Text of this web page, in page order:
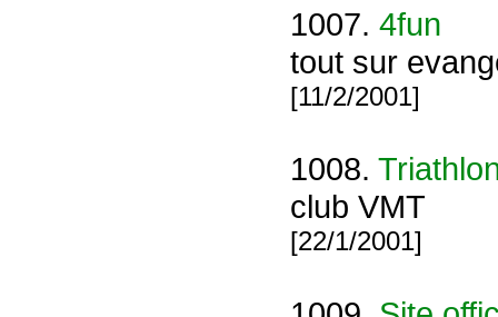
1007. 4fun
tout sur
[11/2/2001]
1008.
club VMT
[22/1/2001]